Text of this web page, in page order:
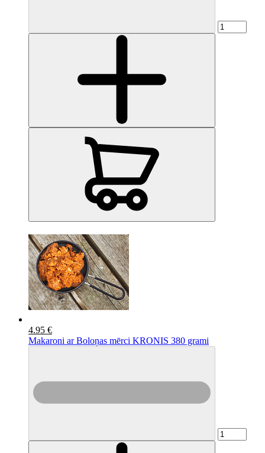
4.95 €
Makaroni ar Boloņas mērci KRONIS 380 grami